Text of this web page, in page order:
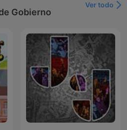
Gobierno
Ver todo